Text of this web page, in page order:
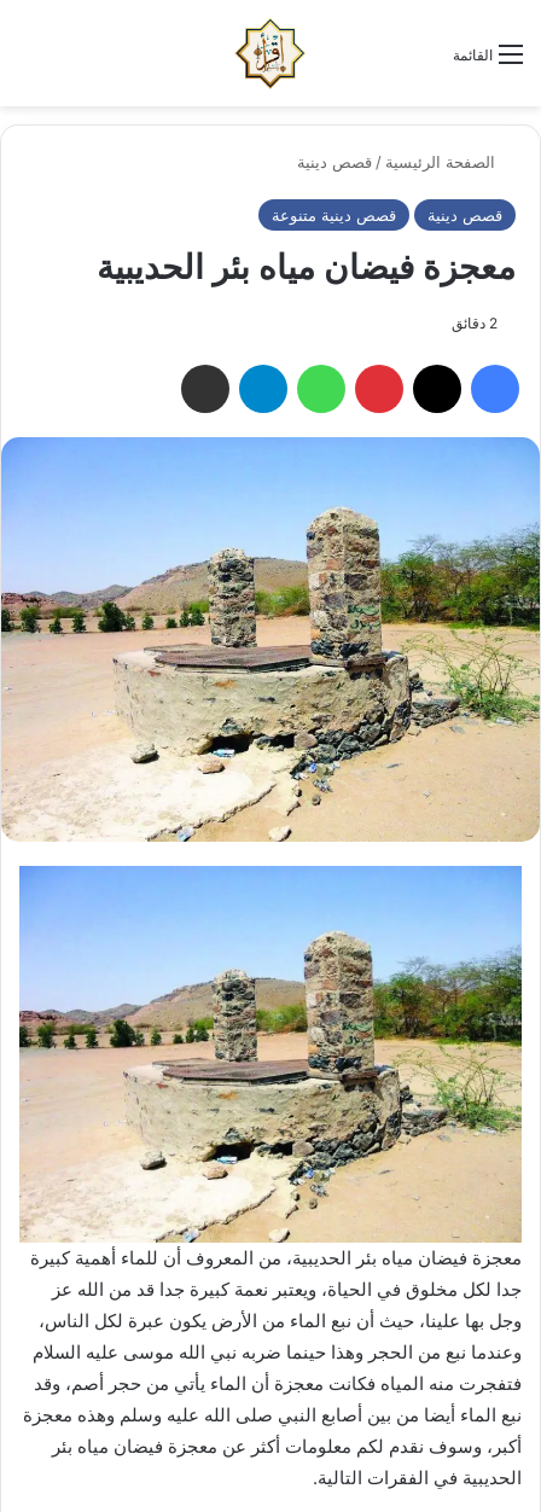
القائمة
الصفحة الرئيسية / قصص دينية
قصص دينية قصص دينية متنوعة
معجزة فيضان مياه بئر الحديبية
فيسبوك بينتيريست واتساب تيلقرام
معجزة فيضان مياه بئر الحديبية، من المعروف أن للماء أهمية كبيرة
جدا لكل مخلوق في الحياة، ويعتبر نعمة كبيرة جدا قد من الله عز
وجل بها علينا، حيث أن نبع الماء من الأرض يكون عبرة لكل الناس،
وعندما نبع من الحجر وهذا حينما ضربه نبي الله موسى عليه السلام
فتفجرت منه المياه فكانت معجزة أن الماء يأتي من حجر أصم، وقد
نبع الماء أيضا من بين أصابع النبي صلى الله عليه وسلم وهذه معجزة
أكبر، وسوف نقدم لكم معلومات أكثر عن معجزة فيضان مياه بئر
الحديبية في الفقرات التالية.